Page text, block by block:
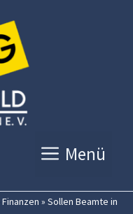
Menü
Finanzen » Sollen Beamte in